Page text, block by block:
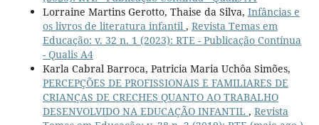
Lorraine Martins Gerotto, Thaise da Silva, Infâncias e
os livros de literatura infantil , Revista Temas em
Educação: v. 32 n. 1 (2023): RTE - Publicação Contínua
- Qualis A4
Karla Cabral Barroca, Patricia Maria Uchôa Simões,
PERCEPÇÕES DE PROFISSIONAIS E FAMILIARES DE
CRIANÇAS DE CRECHES QUANTO AO TRABALHO
DESENVOLVIDO NA EDUCAÇÃO INFANTIL , Revista